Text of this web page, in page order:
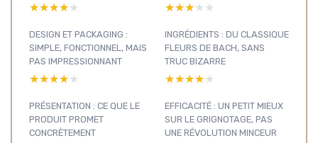
★★★★★
★★★★★ ★★★★★
★★★★★
DESIGN ET PACKAGING :
SIMPLE, FONCTIONNEL, MAIS
PAS IMPRESSIONNANT
★★★★★
★★★★★
INGRÉDIENTS : DU CLASSIQUE
FLEURS DE BACH, SANS
TRUC BIZARRE
★★★★★
★★★★★
PRÉSENTATION : CE QUE LE
PRODUIT PROMET
CONCRÈTEMENT
EFFICACITÉ : UN PETIT MIEUX
SUR LE GRIGNOTAGE, PAS
UNE RÉVOLUTION MINCEUR